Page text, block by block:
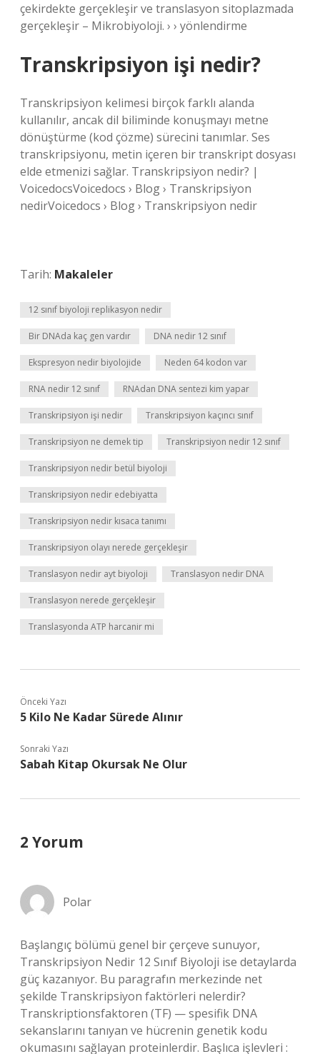
çekirdekte gerçekleşir ve translasyon sitoplazmada
gerçekleşir – Mikrobiyoloji. › › yönlendirme
Transkripsiyon işi nedir?
Transkripsiyon kelimesi birçok farklı alanda
kullanılır, ancak dil biliminde konuşmayı metne
dönüştürme (kod çözme) sürecini tanımlar. Ses
transkripsiyonu, metin içeren bir transkript dosyası
elde etmenizi sağlar. Transkripsiyon nedir? |
VoicedocsVoicedocs › Blog › Transkripsiyon
nedirVoicedocs › Blog › Transkripsiyon nedir
Tarih: Makaleler
12 sınıf biyoloji replikasyon nedir
Bir DNAda kaç gen vardır DNA nedir 12 sınıf
Ekspresyon nedir biyolojide Neden 64 kodon var
RNA nedir 12 sınıf RNAdan DNA sentezi kim yapar
Transkripsiyon işi nedir Transkripsiyon kaçıncı sınıf
Transkripsiyon ne demek tip Transkripsiyon nedir 12 sınıf
Transkripsiyon nedir betül biyoloji
Transkripsiyon nedir edebiyatta
Transkripsiyon nedir kısaca tanımı
Transkripsiyon olayı nerede gerçekleşir
Translasyon nedir ayt biyoloji Translasyon nedir DNA
Translasyon nerede gerçekleşir
Translasyonda ATP harcanir mi
Önceki Yazı
5 Kilo Ne Kadar Sürede Alınır
Sonraki Yazı
Sabah Kitap Okursak Ne Olur
2 Yorum
Polar
Başlangıç bölümü genel bir çerçeve sunuyor,
Transkripsiyon Nedir 12 Sınıf Biyoloji ise detaylarda
güç kazanıyor. Bu paragrafın merkezinde net
şekilde Transkripsiyon faktörleri nelerdir?
Transkriptionsfaktoren (TF) — spesifik DNA
sekanslarını tanıyan ve hücrenin genetik kodu
okumasını sağlayan proteinlerdir. Başlıca işlevleri :